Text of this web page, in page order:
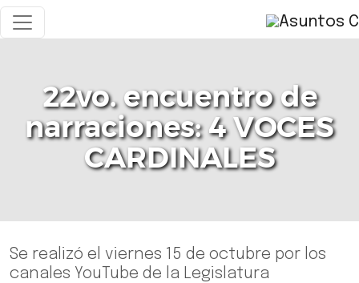
22vo. encuentro de
narraciones: 4 VOCES
CARDINALES
Se realizó el viernes 15 de octubre por los
canales YouTube de la Legislatura